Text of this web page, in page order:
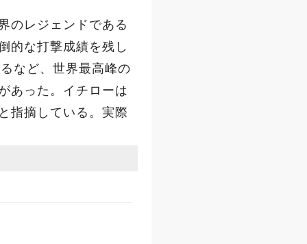
のレジェンドである
的な打撃成績を残し
など、世界最高峰の
あった。イチローは
指摘している。実際